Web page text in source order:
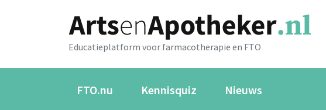
Educatieplatform voor farmacotherapie en FTO
FTO.nu Kennisquiz Nieuws